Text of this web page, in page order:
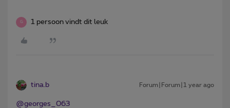
G 1 persoon vindt dit leuk
tina.b Forum|Forum|1 year ago
@georges_063